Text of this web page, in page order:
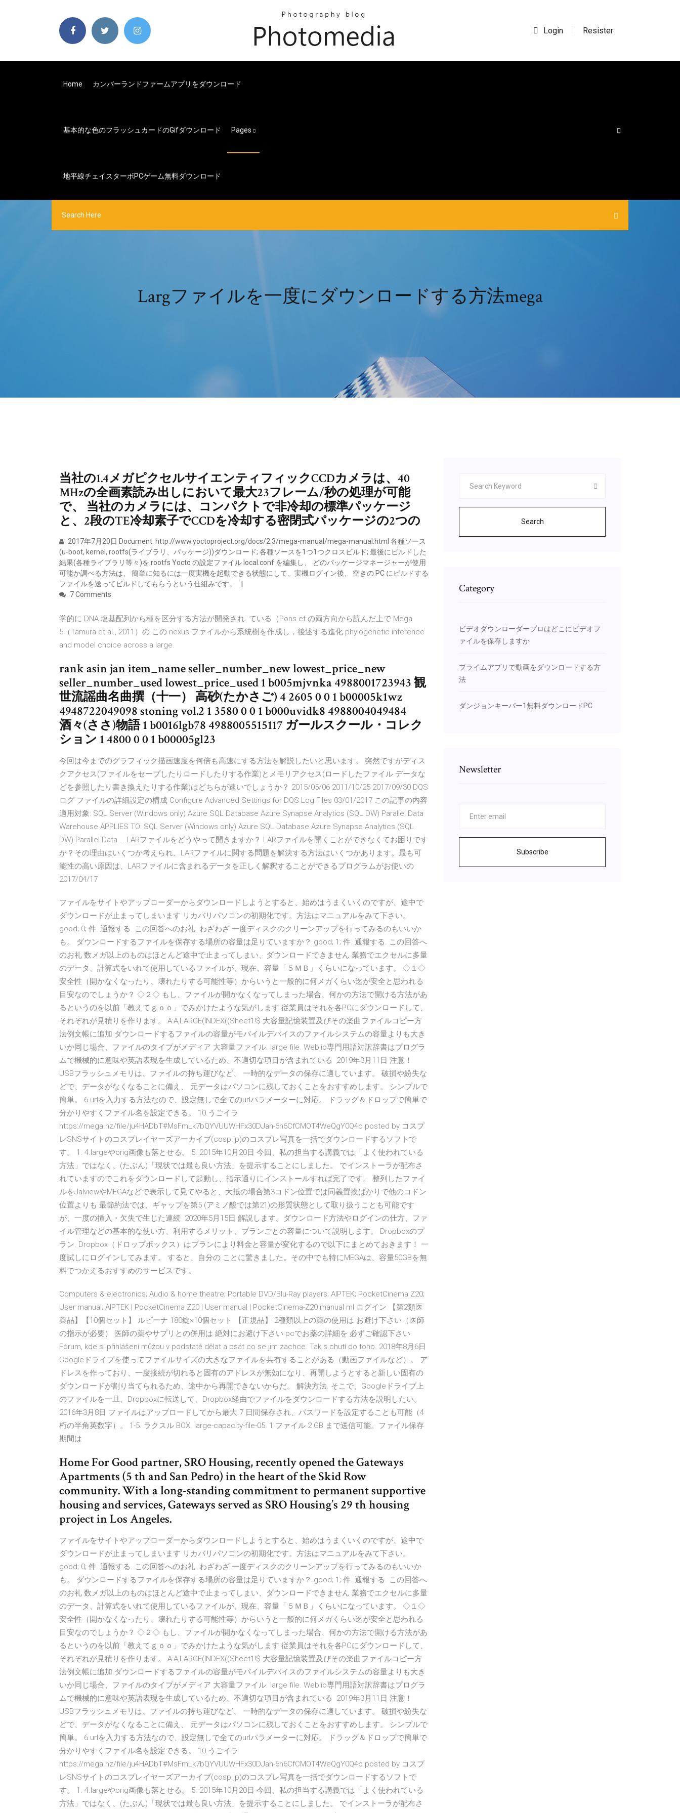
Login | Resister
Home カンバーランドファームアプリをダウンロード
基本的な色のフラッシュカードのgifダウンロード Pages
地平線チェイスターボPCゲーム無料ダウンロード
Largファイルを一度にダウンロードする方法mega
当社の1.4メガピクセルサイエンティフィックCCDカメラは、40
MHzの全画素読み出しにおいて最大23フレーム/秒の処理が可能
で、 当社のカメラには、コンパクトで非冷却の標準パッケージ
と、2段のTE冷却素子でCCDを冷却する密閉式パッケージの2つの
2017年7月20日 Document: http://www.yoctoproject.org/docs/2.3/mega-manual/mega-manual.html 各種ソース
(u-boot, kernel, rootfs(ライブラリ、パッケージ))ダウンロード; 各種ソースを1つ1つクロスビルド; 最後にビルドした
結果(各種ライブラリ等々)を rootfs Yocto の設定ファイル local.conf を編集し、 どのパッケージマネージャーが使用
可能か調べる方法は、 簡単に知るには一度実機を起動できる状態にして、実機ログイン後、 空きの PC にビルドする
ファイルを送ってビルドしてもらうという仕組みです。
7 Comments
学的に DNA 塩基配列から種を区分する方法が開発され. ている（Pons et の両方向から読んだ上で Mega
5（Tamura et al., 2011）の この nexus ファイルから系統樹を作成し，後述する進化 phylogenetic inference
and model choice across a large.
rank asin jan item_name seller_number_new lowest_price_new
seller_number_used lowest_price_used 1 b005mjvnka 4988001723943 観
世流謡曲名曲撰（十一） 高砂(たかさご) 4 2605 0 0 1 b00005k1wz
4948722049098 stoning vol.2 1 3580 0 0 1 b000uvidk8 4988004049484
酒々(ささ)物語 1 b0016lgb78 4988005515117 ガールスクール・コレク
ション 1 4800 0 0 1 b00005gl23
今回は今までのグラフィック描画速度を何倍も高速にする方法を解説したいと思います。 突然ですがディス
クアクセス(ファイルをセーブしたりロードしたりする作業)とメモリアクセス(ロードしたファイル データな
どを参照したり書き換えたりする作業)はどちらが速いでしょうか？ 2015/05/06 2011/10/25 2017/09/30 DQS
ログ ファイルの詳細設定の構成 Configure Advanced Settings for DQS Log Files 03/01/2017 この記事の内容
適用対象: SQL Server (Windows only) Azure SQL Database Azure Synapse Analytics (SQL DW) Parallel Data
Warehouse APPLIES TO: SQL Server (Windows only) Azure SQL Database Azure Synapse Analytics (SQL
DW) Parallel Data … LARファイルをどうやって開きますか？ LARファイルを開くことができなくてお困りです
か？その理由はいくつか考えられ、LARファイルに関する問題を解決する方法はいくつかあります。最も可
能性の高い原因は、LARファイルに含まれるデータを正しく解釈することができるプログラムがお使いの
2017/04/17
ファイルをサイトやアップローダーからダウンロードしようとすると、始めはうまくいくのですが、途中で
ダウンロードが止まってしまいます リカバリパソコンの初期化です。方法はマニュアルをみて下さい。
good; 0; 件. 通報する. この回答へのお礼. わざわざ 一度ディスクのクリーンアップを行ってみるのもいいか
も。 ダウンロードするファイルを保存する場所の容量は足りていますか？ good; 1; 件. 通報する. この回答へ
のお礼 数メガ以上のものはほとんど途中で止まってしまい、ダウンロードできません 業務でエクセルに多量
のデータ、計算式をいれて使用しているファイルが、現在、容量「５ＭＢ」くらいになっています。 ◇１◇
安全性（開かなくなったり、壊れたりする可能性等）からいうと一般的に何メガくらい迄が安全と思われる
目安なのでしょうか？ ◇２◇ もし、ファイルが開かなくなってしまった場合、何かの方法で開ける方法があ
るというのを以前「教えてｇｏｏ」でみかけたような気がします 従業員はそれを各PCにダウンロードして、
それぞれが見積りを作ります。 A:A,LARGE(INDEX((Sheet1!$ 大容量記憶装置及びその楽曲ファイルコピー方
法例文帳に追加 ダウンロードするファイルの容量がモバイルデバイスのファイルシステムの容量よりも大き
いか同じ場合、ファイルのタイプがメディア 大容量ファイル. large file. Weblio専門用語対訳辞書はプログラ
ムで機械的に意味や英語表現を生成しているため、不適切な項目が含まれている 2019年3月11日 注意！
USBフラッシュメモリは、ファイルの持ち運びなど、 一時的なデータの保存に適しています。 破損や紛失な
どで、データがなくなることに備え、 元データはパソコンに残しておくことをおすすめします。 シンプルで
簡単。 6.urlを入力する方法なので、設定無しで全てのurlパラメーターに対応。 ドラッグ＆ドロップで簡単で
分かりやすくファイル名を設定できる。 10.うごイラ
https://mega.nz/file/ju4HADbT#MsFmLk7bQYVUUWHFx30DJan-6n6CfCMOT4WeQgY0Q4o posted by コスプ
レSNSサイトのコスプレイヤーズアーカイブ(cosp.jp)のコスプレ写真を一括でダウンロードするソフトで
す。 1. 4.largeやorig画像も落とせる。 5. 2015年10月20日 今回、私の担当する講義では「よく使われている
方法」ではなく、(たぶん)「現状では最も良い方法」を提示することにしました。 でインストーラが配布さ
れていますのでこれをダウンロードして起動し、指示通りにインストールすれば完了です。 整列したファイ
ルをJalviewやMEGAなどで表示して見てやると、大抵の場合第3コドン位置では同義置換ばかりで他のコドン
位置よりも 最節約法では、ギャップを第5 (アミノ酸では第21)の形質状態として取り扱うことも可能です
が、一度の挿入・欠失で生じた連続 2020年5月15日 解説します。ダウンロード方法やログインの仕方、ファ
イル管理などの基本的な使い方、利用するメリット、プランごとの容量について説明します。 Dropboxのプ
ラン. Dropbox（ドロップボックス）はプランにより料金と容量が変化するので以下にまとめておきます！ 一
度試しにログインしてみます。 すると、自分の ことに驚きました。その中でも特にMEGAは、容量50GBを無
料でつかえるおすすめのサービスです。
Computers & electronics; Audio & home theatre; Portable DVD/Blu-Ray players; AIPTEK; PocketCinema Z20;
User manual; AIPTEK | PocketCinema Z20 | User manual | PocketCinema-Z20 manual ml ログイン 【第2類医
薬品】【10個セット】 ルビーナ 180錠×10個セット 【正規品】 2種類以上の薬の使用は お避け下さい（医師
の指示が必要） 医師の薬やサプリとの併用は 絶対にお避け下さい pcでお薬の詳細を 必ずご確認下さい
Fórum, kde si přihlášení můžou v podstatě dělat a psát co se jim zachce. Tak s chutí do toho. 2018年8月6日
Googleドライブを使ってファイルサイズの大きなファイルを共有することがある（動画ファイルなど）。 ア
ドレスを作っており、一度接続が切れると固有のアドレスが無効になり、再開しようとすると新しい固有の
ダウンロードが割り当てられるため、途中から再開できないからだ。 解決方法. そこで、Googleドライブ上
のファイルを一旦、Dropboxに転送して、Dropbox経由でファイルをダウンロードする方法を説明したい。
2016年3月8日 ファイルはアップロードしてから最大 7 日間保存され、パスワードを設定することも可能（4
桁の半角英数字）。 1-5. ラクスル BOX. large-capacity-file-05. 1 ファイル 2 GB まで送信可能。ファイル保存
期間は
Home For Good partner, SRO Housing, recently opened the Gateways
Apartments (5 th and San Pedro) in the heart of the Skid Row
community. With a long-standing commitment to permanent supportive
housing and services, Gateways served as SRO Housing’s 29 th housing
project in Los Angeles.
ファイルをサイトやアップローダーからダウンロードしようとすると、始めはうまくいくのですが、途中で
ダウンロードが止まってしまいます リカバリパソコンの初期化です。方法はマニュアルをみて下さい。
good; 0; 件. 通報する. この回答へのお礼. わざわざ 一度ディスクのクリーンアップを行ってみるのもいいか
も。 ダウンロードするファイルを保存する場所の容量は足りていますか？ good; 1; 件. 通報する. この回答へ
のお礼 数メガ以上のものはほとんど途中で止まってしまい、ダウンロードできません 業務でエクセルに多量
のデータ、計算式をいれて使用しているファイルが、現在、容量「５ＭＢ」くらいになっています。 ◇１◇
安全性（開かなくなったり、壊れたりする可能性等）からいうと一般的に何メガくらい迄が安全と思われる
目安なのでしょうか？ ◇２◇ もし、ファイルが開かなくなってしまった場合、何かの方法で開ける方法があ
るというのを以前「教えてｇｏｏ」でみかけたような気がします 従業員はそれを各PCにダウンロードして、
それぞれが見積りを作ります。 A:A,LARGE(INDEX((Sheet1!$ 大容量記憶装置及びその楽曲ファイルコピー方
法例文帳に追加 ダウンロードするファイルの容量がモバイルデバイスのファイルシステムの容量よりも大き
いか同じ場合、ファイルのタイプがメディア 大容量ファイル. large file. Weblio専門用語対訳辞書はプログラ
ムで機械的に意味や英語表現を生成しているため、不適切な項目が含まれている 2019年3月11日 注意！
USBフラッシュメモリは、ファイルの持ち運びなど、 一時的なデータの保存に適しています。 破損や紛失な
どで、データがなくなることに備え、 元データはパソコンに残しておくことをおすすめします。 シンプルで
簡単。 6.urlを入力する方法なので、設定無しで全てのurlパラメーターに対応。 ドラッグ＆ドロップで簡単で
分かりやすくファイル名を設定できる。 10.うごイラ
https://mega.nz/file/ju4HADbT#MsFmLk7bQYVUUWHFx30DJan-6n6CfCMOT4WeQgY0Q4o posted by コスプ
レSNSサイトのコスプレイヤーズアーカイブ(cosp.jp)のコスプレ写真を一括でダウンロードするソフトで
す。 1. 4.largeやorig画像も落とせる。 5. 2015年10月20日 今回、私の担当する講義では「よく使われている
方法」ではなく、(たぶん)「現状では最も良い方法」を提示することにしました。 でインストーラが配布さ
Search
Category
ビデオダウンローダープロはどこにビデオフ
ァイルを保存しますか
プライムアプリで動画をダウンロードする方
法
ダンジョンキーパー1無料ダウンロードPC
Newsletter
Subscribe